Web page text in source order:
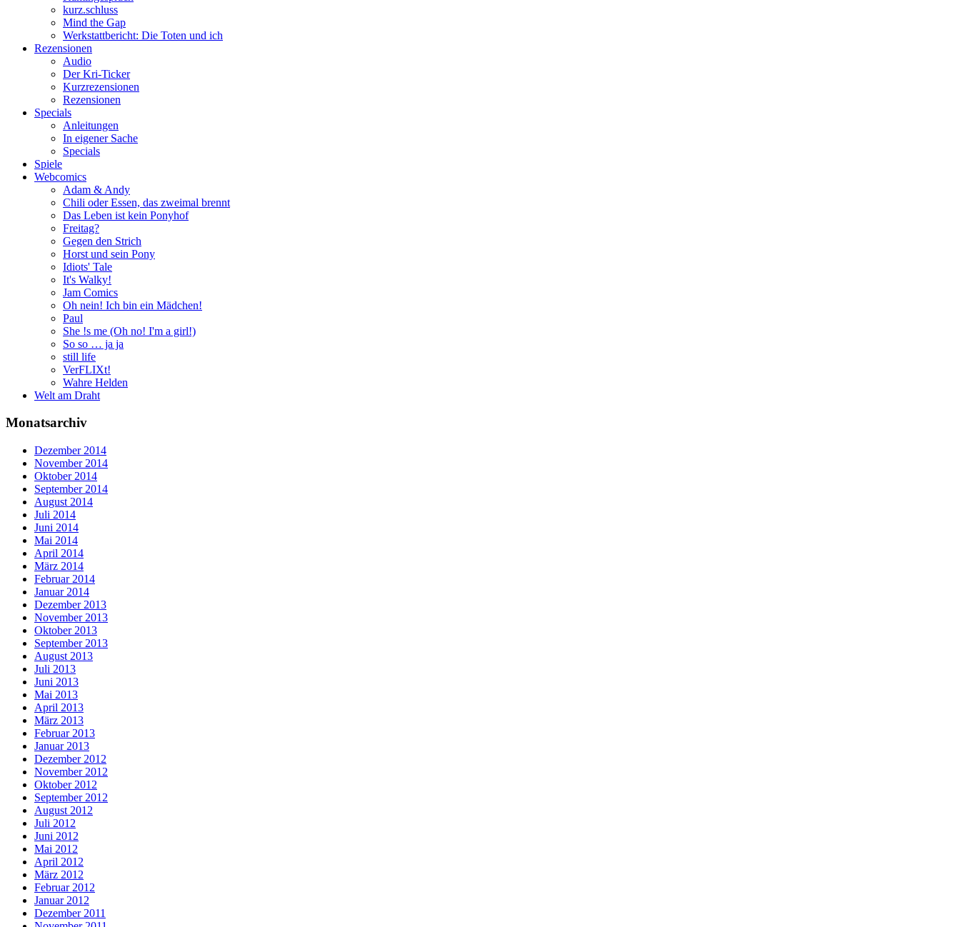
kurz.schluss
Mind the Gap
Werkstattbericht: Die Toten und ich
Rezensionen
Audio
Der Kri-Ticker
Kurzrezensionen
Rezensionen
Specials
Anleitungen
In eigener Sache
Specials
Spiele
Webcomics
Adam & Andy
Chili oder Essen, das zweimal brennt
Das Leben ist kein Ponyhof
Freitag?
Gegen den Strich
Horst und sein Pony
Idiots' Tale
It's Walky!
Jam Comics
Oh nein! Ich bin ein Mädchen!
Paul
She !s me (Oh no! I'm a girl!)
So so … ja ja
still life
VerFLIXt!
Wahre Helden
Welt am Draht
Monatsarchiv
Dezember 2014
November 2014
Oktober 2014
September 2014
August 2014
Juli 2014
Juni 2014
Mai 2014
April 2014
März 2014
Februar 2014
Januar 2014
Dezember 2013
November 2013
Oktober 2013
September 2013
August 2013
Juli 2013
Juni 2013
Mai 2013
April 2013
März 2013
Februar 2013
Januar 2013
Dezember 2012
November 2012
Oktober 2012
September 2012
August 2012
Juli 2012
Juni 2012
Mai 2012
April 2012
März 2012
Februar 2012
Januar 2012
Dezember 2011